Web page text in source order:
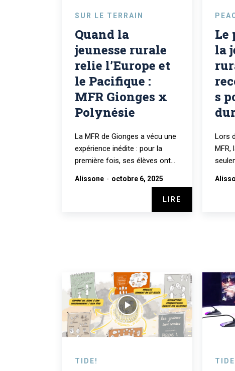
SUR LE TERRAIN
Quand la
jeunesse rurale
relie l’Europe et
le Pacifique :
MFR Gionges x
Polynésie
La MFR de Gionges a vécu une
expérience inédite : pour la
première fois, ses élèves ont...
Alissone - octobre 6, 2025
LIRE
Le
la
s
Lors
MFR,
TIDE!